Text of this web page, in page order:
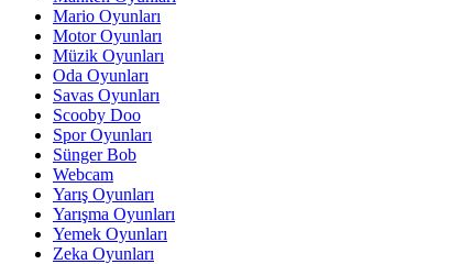
Mario Oyunları
Motor Oyunları
Müzik Oyunları
Oda Oyunları
Savas Oyunları
Scooby Doo
Spor Oyunları
Sünger Bob
Webcam
Yarış Oyunları
Yarışma Oyunları
Yemek Oyunları
Zeka Oyunları